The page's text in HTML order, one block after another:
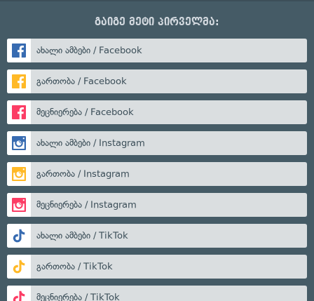
გაიგე მეტი პირველმა:
ახალი ამბები / Facebook
გართობა / Facebook
მეცნიერება / Facebook
ახალი ამბები / Instagram
გართობა / Instagram
მეცნიერება / Instagram
ახალი ამბები / TikTok
გართობა / TikTok
მეცნიერება / TikTok